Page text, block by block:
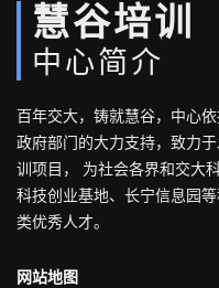
慧谷培训
中心简介
百年交大，铸就慧谷，中心
政府部门的大力支持，致力
训项目， 为社会各界和交大
科技创业基地、长宁信息园
类优秀人才。
网站地图